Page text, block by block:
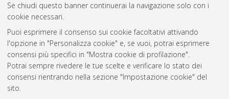
Se chiudi questo banner continuerai la navigazione solo con i
cookie necessari.
Puoi esprimere il consenso sui cookie facoltativi attivando
l'opzione in "Personalizza cookie" e, se vuoi, potrai esprimere
consensi più specifici in "Mostra cookie di profilazione".
Potrai sempre rivedere le tue scelte e verificare lo stato dei
consensi rientrando nella sezione "Impostazione cookie" del
sito.
Atom
Rss 1.0
Rss 2.0
AMS Laurea
Servizio implementato e gestito da